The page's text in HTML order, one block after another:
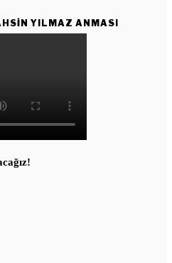
YILMAZ ANMASI